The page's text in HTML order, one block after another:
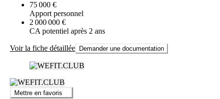
75 000 €
Apport personnel
2 000 000 €
CA potentiel après 2 ans
Voir la fiche détaillée Demander une documentation
Mettre en favoris